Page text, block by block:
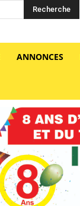
Recherche
ANNONCES